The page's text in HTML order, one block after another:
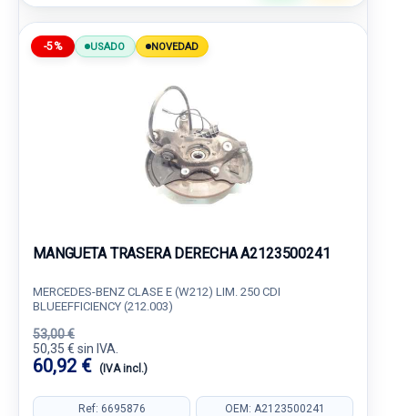
-5% USADO NOVEDAD
MANGUETA TRASERA DERECHA A2123500241
MERCEDES-BENZ CLASE E (W212) LIM. 250 CDI
BLUEEFFICIENCY (212.003)
53,00 €
50,35 € sin IVA.
60,92 € (IVA incl.)
Ref: 6695876 OEM: A2123500241